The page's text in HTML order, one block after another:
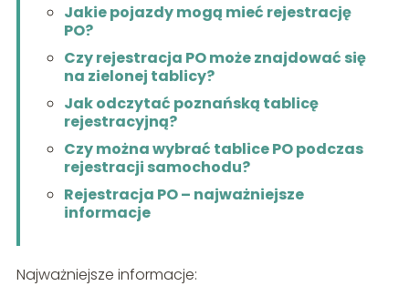
Jakie pojazdy mogą mieć rejestrację
PO?
Czy rejestracja PO może znajdować się
na zielonej tablicy?
Jak odczytać poznańską tablicę
rejestracyjną?
Czy można wybrać tablice PO podczas
rejestracji samochodu?
Rejestracja PO – najważniejsze
informacje
Najważniejsze informacje: